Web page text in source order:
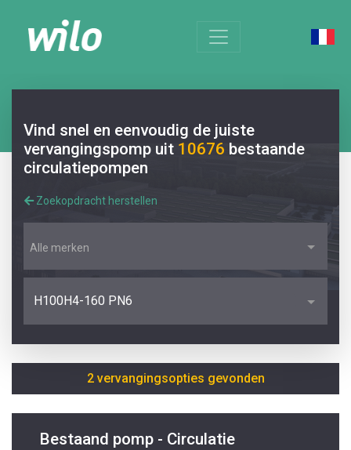
Vind snel en eenvoudig de juiste
vervangingspomp uit 10676 bestaande
circulatiepompen
Zoekopdracht herstellen
Alle merken
H100H4-160 PN6
2 vervangingsopties gevonden
Bestaand pomp - Circulatie